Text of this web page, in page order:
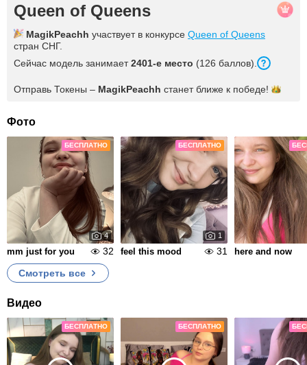
understanding, and harmony in relationships are crucial values
for me. In the intimate sphere, mutual respect and
understanding matter to me, creating a comfortable atmosphere
where each partner feels special. I believe true intimacy is built
on trust and mutual attraction. I look forward to the opportunity
to share my world with someone who shares my passion for art,
adventure, and harmonious connections.
Queen of Queens
MagikPeachh участвует в конкурсе Queen of Queens
стран СНГ.
Сейчас модель занимает2401-е место (126 баллов).
Отправь Токены – MagikPeachh станет ближе к победе!
Фото
БЕСПЛАТНО
4
mm just for you 32
БЕСПЛАТНО
1
feel this mood 31 here and now
Смотреть все
Видео
БЕСПЛАТНО БЕСПЛАТНО